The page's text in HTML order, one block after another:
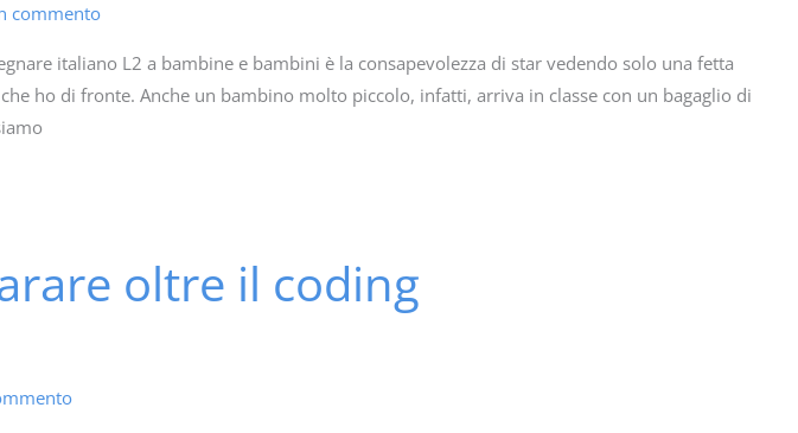
commento
italiano L2 a bambine e bambini è la consapevolezza di star vedendo solo una fetta
ho di fronte. Anche un bambino molto piccolo, infatti, arriva in classe con un bagaglio di
oltre il coding